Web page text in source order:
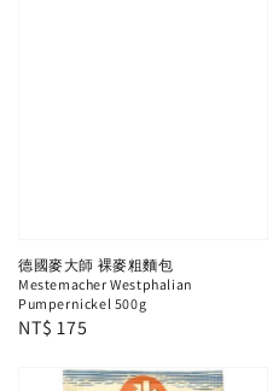
德國麥大師 裸麥粗麵包
Mestemacher Westphalian
Pumpernickel 500g
Regular
NT$ 175